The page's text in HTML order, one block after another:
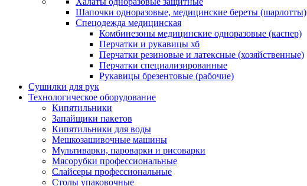
Шапочки одноразовые, медицинские береты (шарлотты)
Спецодежда медицинская
Комбинезоны медицинские одноразовые (каспер)
Перчатки и рукавицы хб
Перчатки резиновые и латексные (хозяйственные)
Перчатки специализированные
Рукавицы брезентовые (рабочие)
Сушилки для рук
Технологическое оборудование
Кипятильники
Запайщики пакетов
Кипятильники для воды
Мешкозашивочные машины
Мультиварки, пароварки и рисоварки
Мясорубки профессиональные
Слайсеры профессиональные
Столы упаковочные